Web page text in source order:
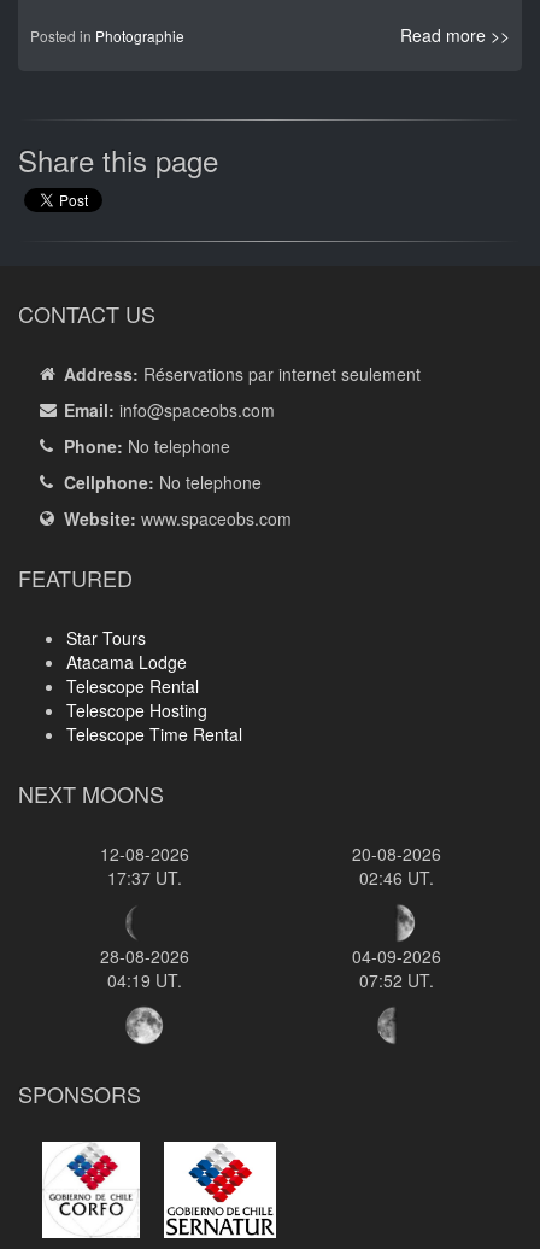
Read more >>
Posted in Photographie
Share this page
CONTACT US
Address: Réservations par internet seulement
Email: info@spaceobs.com
Phone: No telephone
Cellphone: No telephone
Website: www.spaceobs.com
FEATURED
Star Tours
Atacama Lodge
Telescope Rental
Telescope Hosting
Telescope Time Rental
NEXT MOONS
12-08-2026
17:37 UT.
20-08-2026
02:46 UT.
28-08-2026
04:19 UT.
04-09-2026
07:52 UT.
SPONSORS